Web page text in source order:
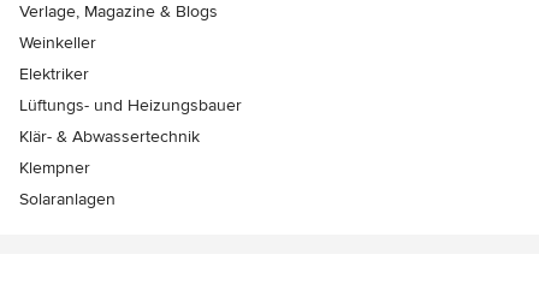
Verlage, Magazine & Blogs
Weinkeller
Elektriker
Lüftungs- und Heizungsbauer
Klär- & Abwassertechnik
Klempner
Solaranlagen